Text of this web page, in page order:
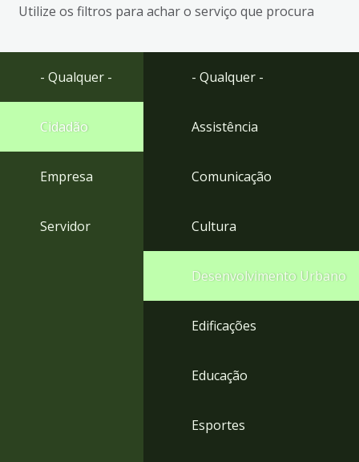
busca
Ir
rodapé
Utilize os filtros para achar o serviço que procura
- Qualquer -
Cidadão
Empresa
Servidor
- Qualquer -
Assistência
Comunicação
Cultura
Desenvolvimento Urbano
Edificações
Educação
Esportes